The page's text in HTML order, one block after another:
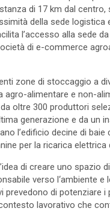
di 17 km dal centro,
della sede logistica
l’accesso alla sede da
di e-commerce
zone di stoccaggio a
alimentare e non-
oltre 300 produttori
generazione e da un
l’edificio decine di baie
per la ricarica elettrica
di creare uno spazio
verso l‘ambiente e
prevedono di potenziare i
lavorativo che